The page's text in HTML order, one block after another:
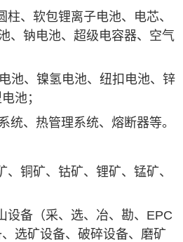
柱、软包锂离子电池、电芯、
、钠电池、超级电容器、空气
池、镍氢电池、纽扣电池、锌
池；
统、热管理系统、熔断器等。
、铜矿、钴矿、锂矿、锰矿、
设备（采、选、冶、勘、EPC
选矿设备、破碎设备、磨矿